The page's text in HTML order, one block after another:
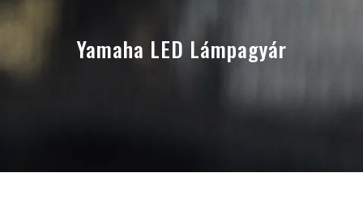
Yamaha LED Lámpagyár